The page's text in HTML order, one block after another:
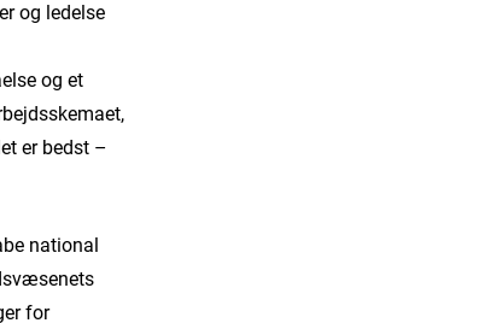
og ledelse
og et
er bedst –
national
for